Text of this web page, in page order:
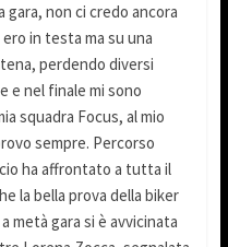
gara, non ci credo ancora
in testa ma su una
perdendo diversi
e nel finale mi sono
squadra Focus, al mio
sempre. Percorso
ha affrontato a tutta il
la bella prova della biker
metà gara si è avvicinata